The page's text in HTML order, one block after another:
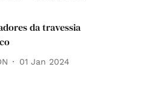
da travessia
01 Jan 2024